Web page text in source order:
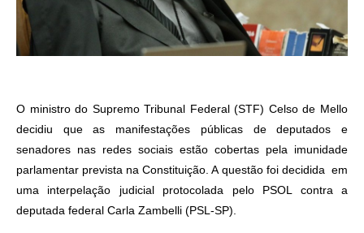
O ministro do Supremo Tribunal Federal (STF) Celso de Mello
decidiu que as manifestações públicas de deputados e
senadores nas redes sociais estão cobertas pela imunidade
parlamentar prevista na Constituição. A questão foi decidida em
uma interpelação judicial protocolada pelo PSOL contra a
deputada federal Carla Zambelli (PSL-SP).